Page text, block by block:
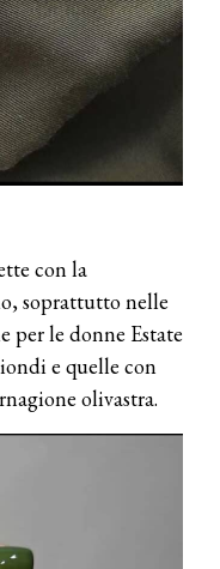
con la
soprattutto nelle
per le donne Estate
e quelle con
olivastra.